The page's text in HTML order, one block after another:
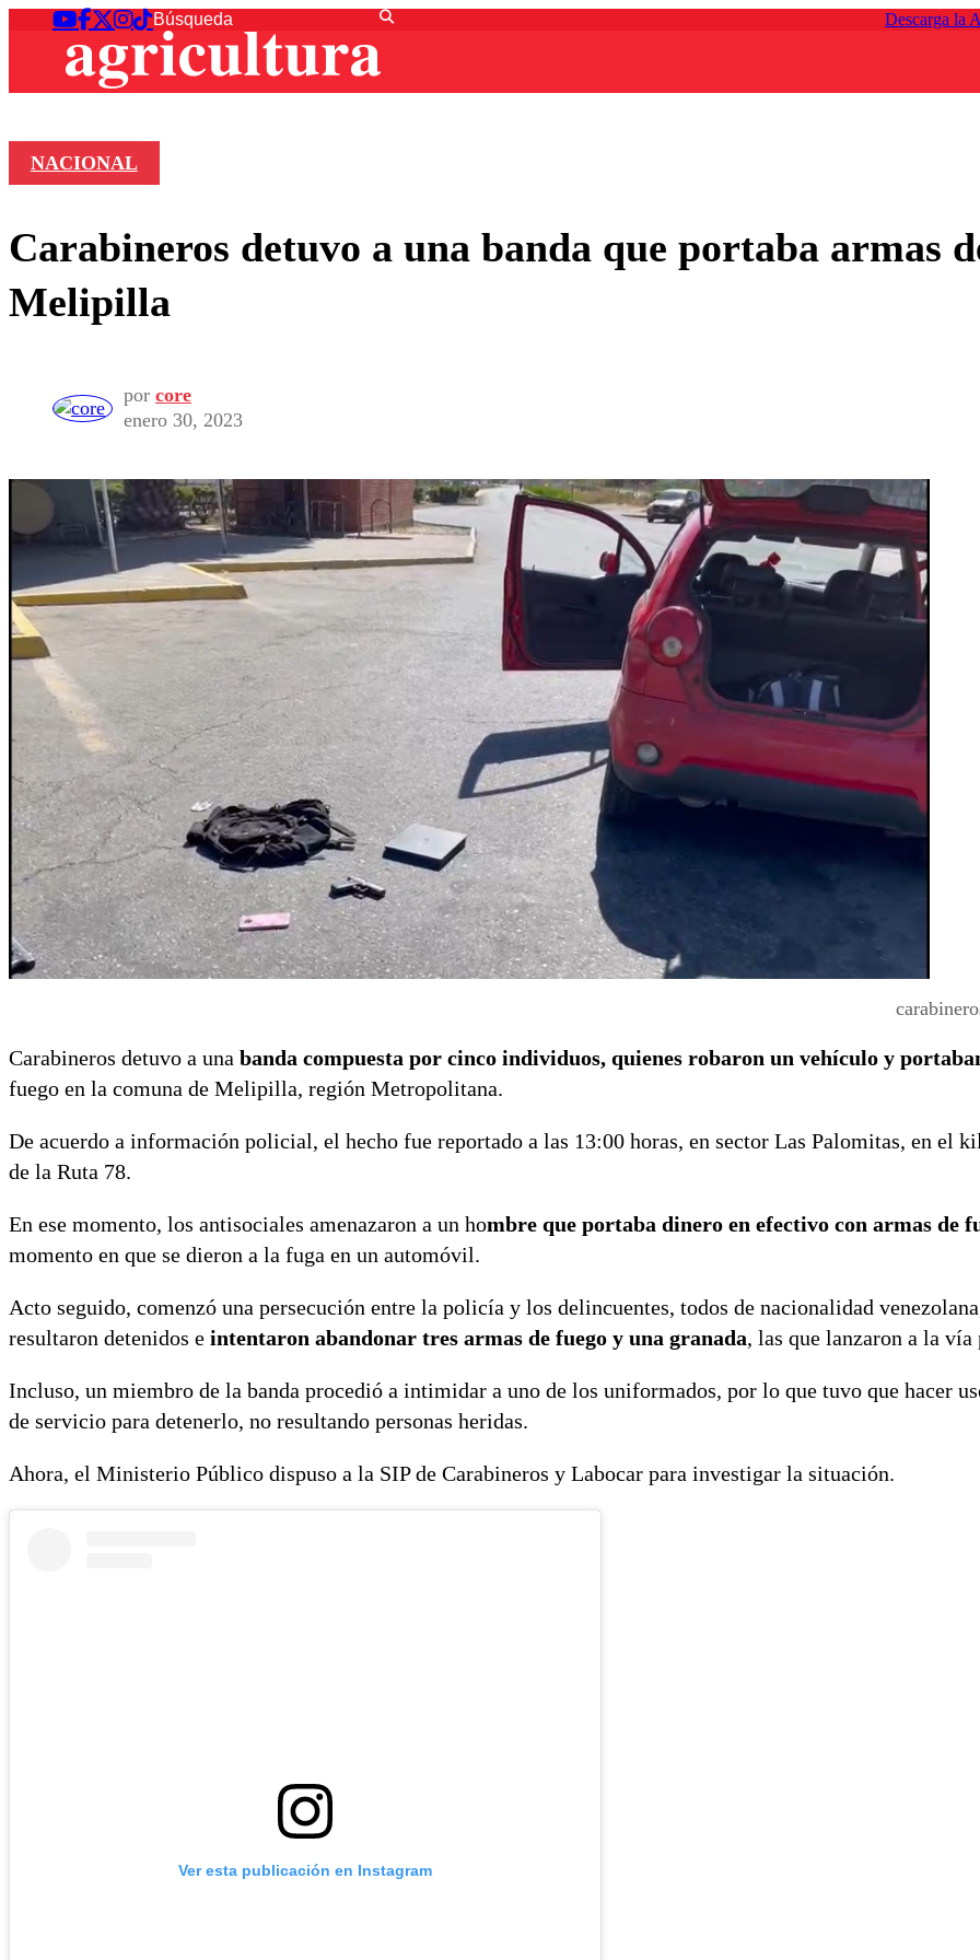
Descarga la
NACIONAL
Carabineros detuvo a una banda que portaba armas
Melipilla
por core
enero 30, 2023
Carabineros detuvo a una banda compuesta por cinco individuos, quienes robaron un vehículo y
fuego en la comuna de Melipilla, región Metropolitana.
De acuerdo a información policial, el hecho fue reportado a las 13:00 horas, en sector Las Palomitas, en el
de la Ruta 78.
En ese momento, los antisociales amenazaron a un hombre que portaba dinero en efectivo con armas de
momento en que se dieron a la fuga en un automóvil.
Acto seguido, comenzó una persecución entre la policía y los delincuentes, todos de nacionalidad
resultaron detenidos e intentaron abandonar tres armas de fuego y una granada, las que lanzaron a la vía
Incluso, un miembro de la banda procedió a intimidar a uno de los uniformados, por lo que tuvo que hacer
de servicio para detenerlo, no resultando personas heridas.
Ahora, el Ministerio Público dispuso a la SIP de Carabineros y Labocar para investigar la situación.
Ver esta publicación en Instagram